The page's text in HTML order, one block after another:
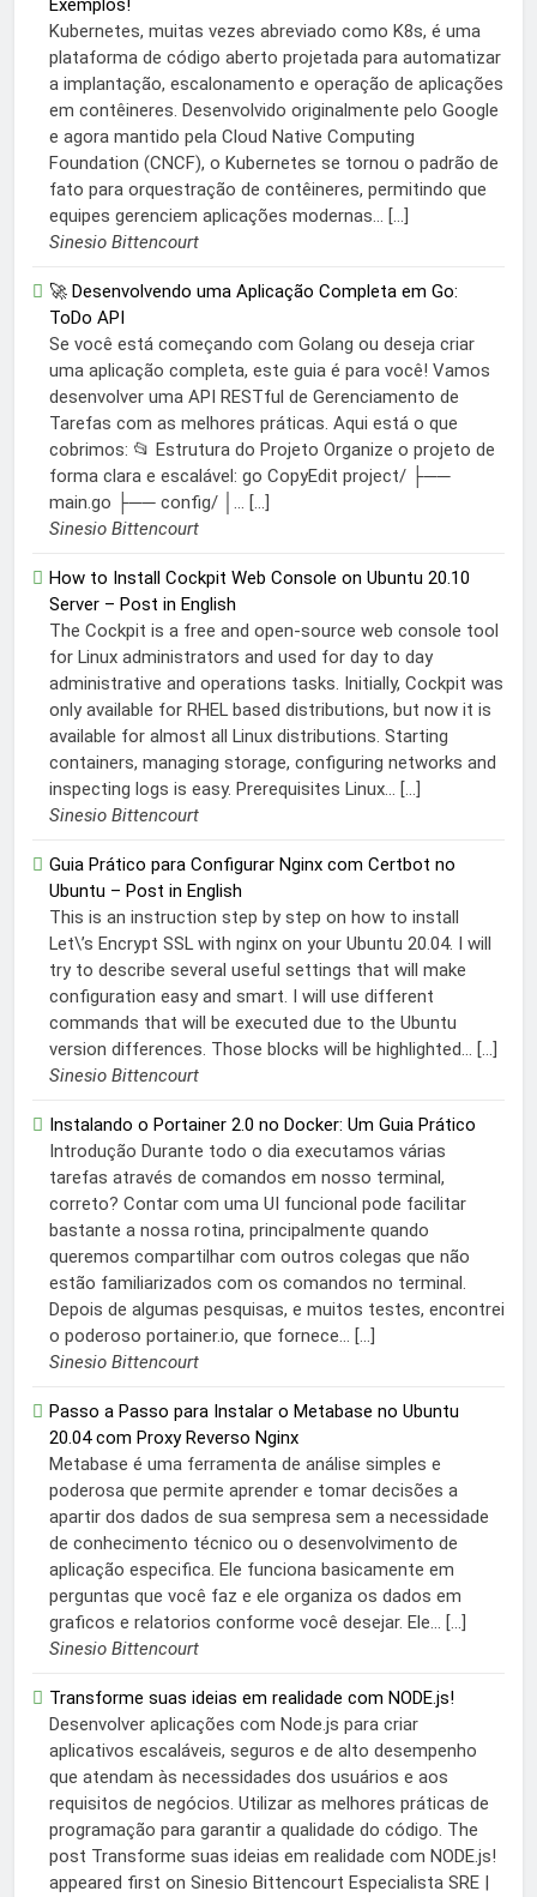
Exemplos!
Kubernetes, muitas vezes abreviado como K8s, é uma
plataforma de código aberto projetada para automatizar
a implantação, escalonamento e operação de aplicações
em contêineres. Desenvolvido originalmente pelo Google
e agora mantido pela Cloud Native Computing
Foundation (CNCF), o Kubernetes se tornou o padrão de
fato para orquestração de contêineres, permitindo que
equipes gerenciem aplicações modernas... […]
Sinesio Bittencourt
🚀 Desenvolvendo uma Aplicação Completa em Go:
ToDo API
Se você está começando com Golang ou deseja criar
uma aplicação completa, este guia é para você! Vamos
desenvolver uma API RESTful de Gerenciamento de
Tarefas com as melhores práticas. Aqui está o que
cobrimos: 📂 Estrutura do Projeto Organize o projeto de
forma clara e escalável: go CopyEdit project/ ├──
main.go ├── config/ │... […]
Sinesio Bittencourt
How to Install Cockpit Web Console on Ubuntu 20.10
Server – Post in English
The Cockpit is a free and open-source web console tool
for Linux administrators and used for day to day
administrative and operations tasks. Initially, Cockpit was
only available for RHEL based distributions, but now it is
available for almost all Linux distributions. Starting
containers, managing storage, configuring networks and
inspecting logs is easy. Prerequisites Linux... […]
Sinesio Bittencourt
Guia Prático para Configurar Nginx com Certbot no
Ubuntu – Post in English
This is an instruction step by step on how to install
Let\’s Encrypt SSL with nginx on your Ubuntu 20.04. I will
try to describe several useful settings that will make
configuration easy and smart. I will use different
commands that will be executed due to the Ubuntu
version differences. Those blocks will be highlighted... […]
Sinesio Bittencourt
Instalando o Portainer 2.0 no Docker: Um Guia Prático
Introdução Durante todo o dia executamos várias
tarefas através de comandos em nosso terminal,
correto? Contar com uma UI funcional pode facilitar
bastante a nossa rotina, principalmente quando
queremos compartilhar com outros colegas que não
estão familiarizados com os comandos no terminal.
Depois de algumas pesquisas, e muitos testes, encontrei
o poderoso portainer.io, que fornece... […]
Sinesio Bittencourt
Passo a Passo para Instalar o Metabase no Ubuntu
20.04 com Proxy Reverso Nginx
Metabase é uma ferramenta de análise simples e
poderosa que permite aprender e tomar decisões a
apartir dos dados de sua sempresa sem a necessidade
de conhecimento técnico ou o desenvolvimento de
aplicação especifica. Ele funciona basicamente em
perguntas que você faz e ele organiza os dados em
graficos e relatorios conforme você desejar. Ele... […]
Sinesio Bittencourt
Transforme suas ideias em realidade com NODE.js!
Desenvolver aplicações com Node.js para criar
aplicativos escaláveis, seguros e de alto desempenho
que atendam às necessidades dos usuários e aos
requisitos de negócios. Utilizar as melhores práticas de
programação para garantir a qualidade do código. The
post Transforme suas ideias em realidade com NODE.js!
appeared first on Sinesio Bittencourt Especialista SRE |